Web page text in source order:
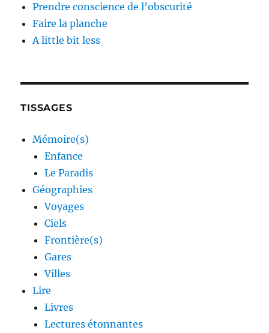
Prendre conscience de l’obscurité
Faire la planche
A little bit less
TISSAGES
Mémoire(s)
Enfance
Le Paradis
Géographies
Voyages
Ciels
Frontière(s)
Gares
Villes
Lire
Livres
Lectures étonnantes